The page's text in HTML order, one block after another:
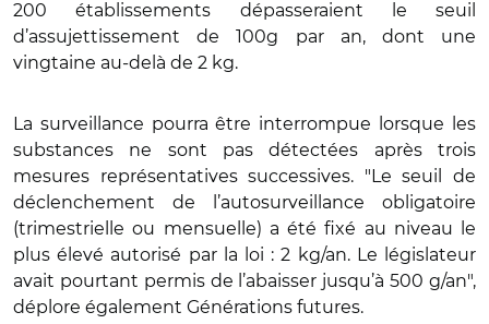
200 établissements dépasseraient le seuil
d’assujettissement de 100g par an, dont une
vingtaine au-delà de 2 kg.
La surveillance pourra être interrompue lorsque les
substances ne sont pas détectées après trois
mesures représentatives successives. "Le seuil de
déclenchement de l’autosurveillance obligatoire
(trimestrielle ou mensuelle) a été fixé au niveau le
plus élevé autorisé par la loi : 2 kg/an. Le législateur
avait pourtant permis de l’abaisser jusqu’à 500 g/an",
déplore également Générations futures.